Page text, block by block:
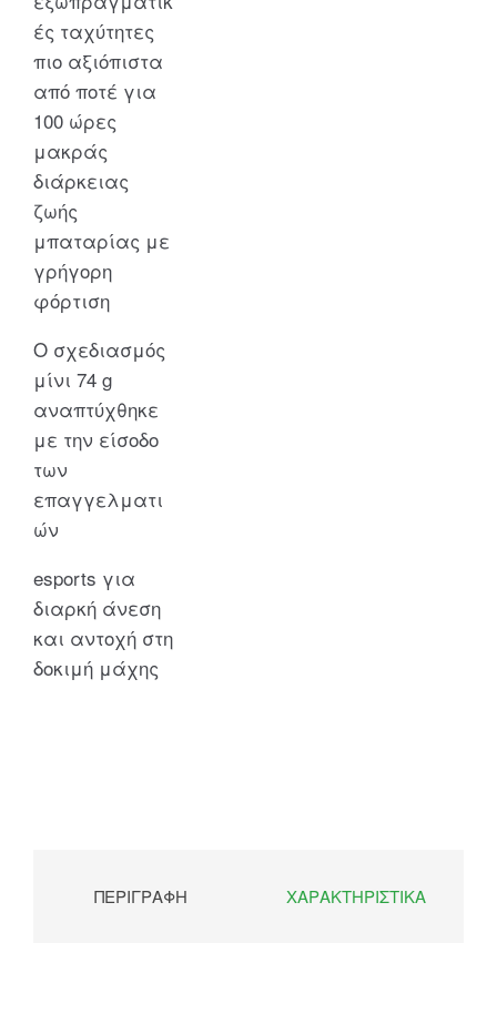
ές ταχύτητες
πιο αξιόπιστα
από ποτέ για
100 ώρες
μακράς
διάρκειας
ζωής
μπαταρίας με
γρήγορη
φόρτιση
Ο σχεδιασμός
μίνι 74 g
αναπτύχθηκε
με την είσοδο
των
επαγγελματι
ών
esports για
διαρκή άνεση
και αντοχή στη
δοκιμή μάχης
ΠΕΡΙΓΡΑΦΉ ΧΑΡΑΚΤΗΡΙΣΤΙΚΆ